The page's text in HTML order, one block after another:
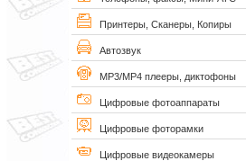
Принтеры, Сканеры, Копиры
Автозвук
MP3/MP4 плееры, диктофоны
Цифровые фотоаппараты
Цифровые фоторамки
Цифровые видеокамеры